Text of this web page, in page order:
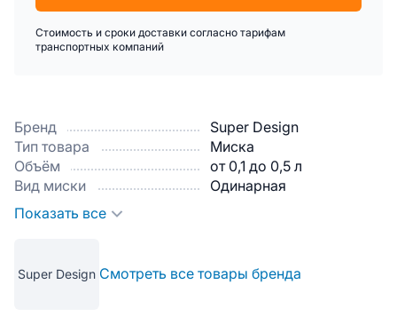
Бренд
Super Design
Тип товара
Миска
Объём
от 0,1 до 0,5 л
Вид миски
Одинарная
Показать все
Super Design Смотреть все товары бренда
Стоимость и сроки доставки согласно тарифам
транспортных компаний